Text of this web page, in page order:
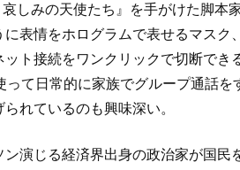
しみの天使たち』を手がけた脚本
表情をホログラムで表せるマスク
ト接続をワンクリックで切断でき
て日常的に家族でグループ通話を
れているのも興味深い。
演じる経済界出身の政治家が国民